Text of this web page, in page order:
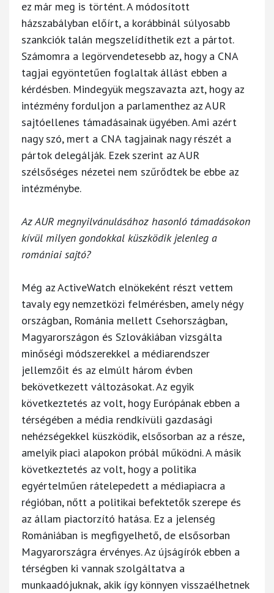
ez már meg is történt. A módosított
házszabályban előírt, a korábbinál súlyosabb
szankciók talán megszelídíthetik ezt a pártot.
Számomra a legörvendetesebb az, hogy a CNA
tagjai egyöntetűen foglaltak állást ebben a
kérdésben. Mindegyük megszavazta azt, hogy az
intézmény forduljon a parlamenthez az AUR
sajtóellenes támadásainak ügyében. Ami azért
nagy szó, mert a CNA tagjainak nagy részét a
pártok delegálják. Ezek szerint az AUR
szélsőséges nézetei nem szűrődtek be ebbe az
intézménybe.
Az AUR megnyilvánulásához hasonló támadásokon
kívül milyen gondokkal küszködik jelenleg a
romániai sajtó?
Még az ActiveWatch elnökeként részt vettem
tavaly egy nemzetközi felmérésben, amely négy
országban, Románia mellett Csehországban,
Magyarországon és Szlovákiában vizsgálta
minőségi módszerekkel a médiarendszer
jellemzőit és az elmúlt három évben
bekövetkezett változásokat. Az egyik
következtetés az volt, hogy Európának ebben a
térségében a média rendkívüli gazdasági
nehézségekkel küszködik, elsősorban az a része,
amelyik piaci alapokon próbál működni. A másik
következtetés az volt, hogy a politika
egyértelműen rátelepedett a médiapiacra a
régióban, nőtt a politikai befektetők szerepe és
az állam piactorzító hatása. Ez a jelenség
Romániában is megfigyelhető, de elsősorban
Magyarországra érvényes. Az újságírók ebben a
térségben ki vannak szolgáltatva a
munkaadójuknak, akik így könnyen visszaélhetnek